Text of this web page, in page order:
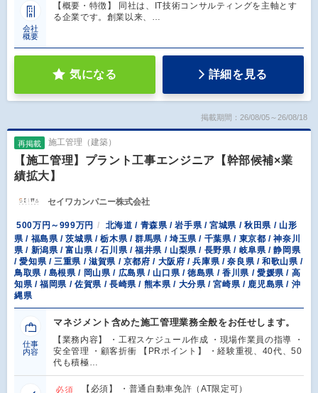
会社
概要
【概要・特徴】 同社は、IT技術コンサルティングを主軸とす
る企業です。創業以来、…
気になる 詳細を見る
掲載期間：26/08/05～26/08/18
再掲載 施工管理（建築）
【施工管理】プラント工事エンジニア【幹部候補×業
績拡大】
セイワカンパニー株式会社
500万円～999万円
北海道 / 青森県 / 岩手県 / 宮城県 / 秋田県 / 山形
県 / 福島県 / 茨城県 / 栃木県 / 群馬県 / 埼玉県 / 千葉県 / 東京都 / 神奈川
県 / 新潟県 / 富山県 / 石川県 / 福井県 / 山梨県 / 長野県 / 岐阜県 / 静岡県
/ 愛知県 / 三重県 / 滋賀県 / 京都府 / 大阪府 / 兵庫県 / 奈良県 / 和歌山県 /
鳥取県 / 島根県 / 岡山県 / 広島県 / 山口県 / 徳島県 / 香川県 / 愛媛県 / 高
知県 / 福岡県 / 佐賀県 / 長崎県 / 熊本県 / 大分県 / 宮崎県 / 鹿児島県 / 沖
縄県
仕事
内容
マネジメント含めた施工管理業務全般をお任せします。
【業務内容】 ・工程スケジュール作成 ・現場作業員の指導 ・
安全管理 ・顧客折衝 【PRポイント】 ・経験重視、40代、50
代も積極…
必須 【必須】 ・普通自動車免許（AT限定可）